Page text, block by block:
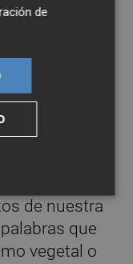
para
de consumo
para
local y
de campo
de nuestra
que
vegetal o
de